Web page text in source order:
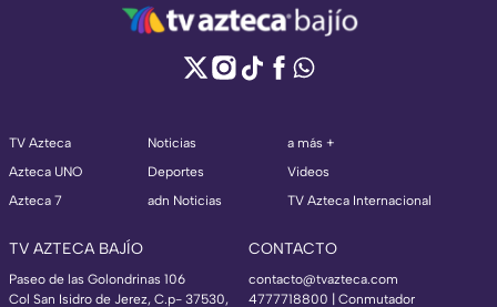
TV Azteca
Azteca UNO
Azteca 7
Noticias
Deportes
adn Noticias
a más +
Videos
TV Azteca Internacional
TV AZTECA BAJÍO
Paseo de las Golondrinas 106
Col San Isidro de Jerez, C.p- 37530,
CONTACTO
contacto@tvazteca.com
4777718800 | Conmutador